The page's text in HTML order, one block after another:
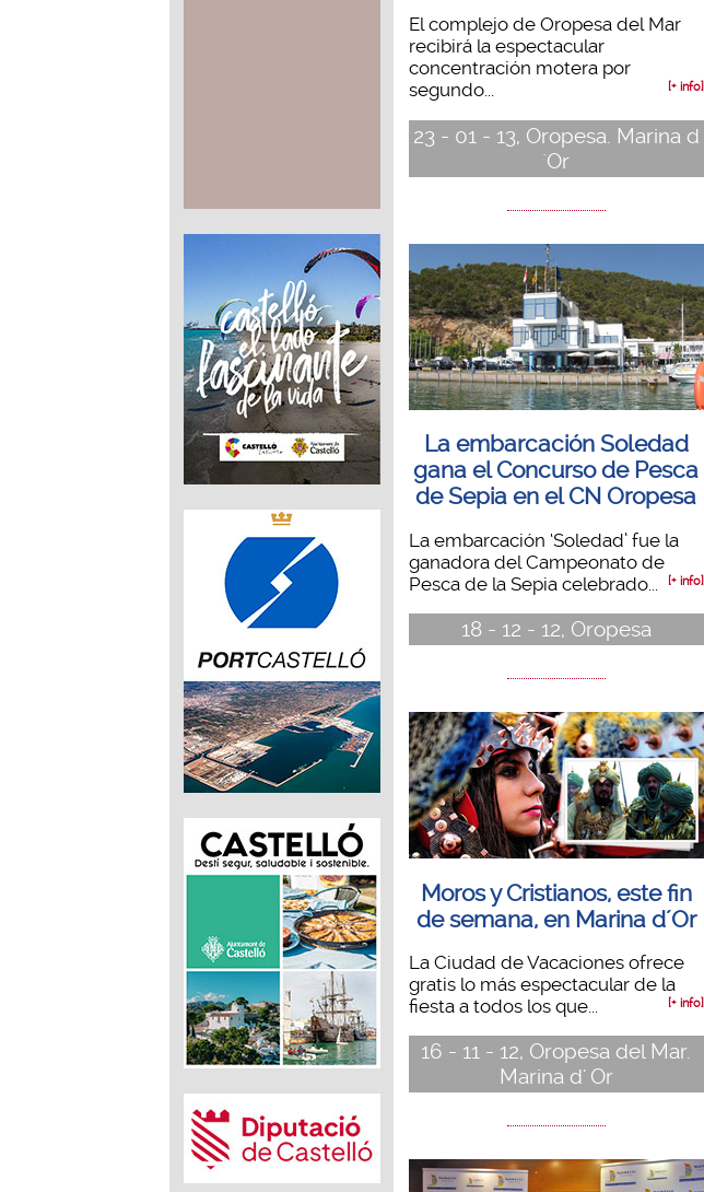
El complejo de Oropesa del Mar
recibirá la espectacular
concentración motera por
segundo...
[+ info]
23 - 01 - 13, Oropesa. Marina d
´Or
La embarcación Soledad
gana el Concurso de Pesca
de Sepia en el CN Oropesa
La embarcación ‘Soledad’ fue la
ganadora del Campeonato de
Pesca de la Sepia celebrado...
[+ info]
18 - 12 - 12, Oropesa
Moros y Cristianos, este fin
de semana, en Marina d´Or
La Ciudad de Vacaciones ofrece
gratis lo más espectacular de la
fiesta a todos los que...
[+ info]
16 - 11 - 12, Oropesa del Mar.
Marina d' Or